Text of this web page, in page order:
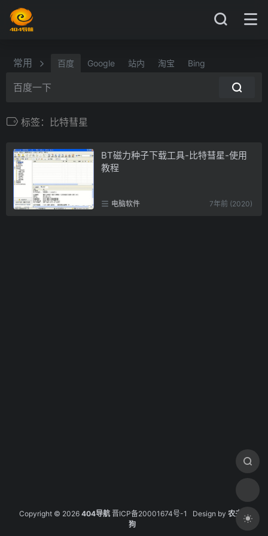
常用 百度 Google 站内 淘宝 Bing
标签：比特彗星
BT磁力种子下载工具-比特彗星-使用
教程
电脑软件 7年前 (2020)
Copyright © 2026 404导航 晋ICP备20001674号-1 Design by 农夫的
狗